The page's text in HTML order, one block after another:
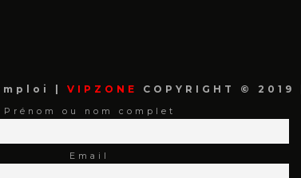
VIPZONE COPYRIGHT © 2019 |
Prénom ou nom complet
Email